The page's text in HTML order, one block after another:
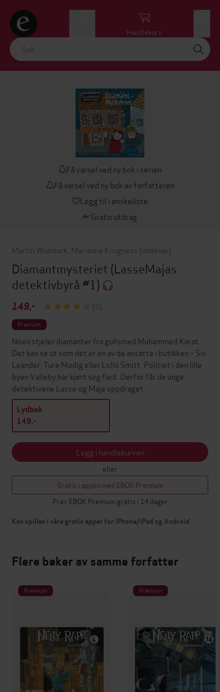
Handlekurv
Få varsel ved ny bok i serien
Få varsel ved ny bok av forfatteren
Legg til i ønskeliste
Gratis utdrag
Martin Widmark Marianne Krogness (innleser)
Diamantmysteriet (LasseMajas
detektivbyrå #1)
149,- (5)
Premium
Noen stjeler diamanter fra gullsmed Muhammed Karat.
Det kan se ut som det er en av de ansatte i butikken – Siv
Leander, Ture Modig eller Lollo Smitt. Politiet i den lille
byen Valleby har kjørt seg fast. Derfor får de unge
detektivene Lasse og Maja oppdraget.
Lydbok
149,-
Legg i handlekurven
eller
Gratis i appen med EBOK Premium
Prøv EBOK Premium gratis i 14 dager
Kan spilles i våre gratis apper for iPhone/iPad og Android
Flere bøker av samme forfatter
Premium Premium